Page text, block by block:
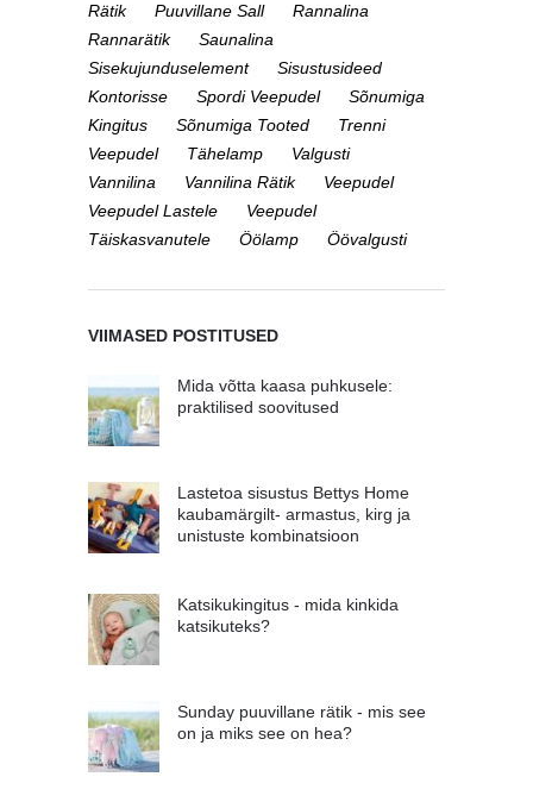
Rätik
Puuvillane Sall
Rannalina
Rannarätik
Saunalina
Sisekujunduselement
Sisustusideed
Kontorisse
Spordi Veepudel
Sõnumiga
Kingitus
Sõnumiga Tooted
Trenni
Veepudel
Tähelamp
Valgusti
Vannilina
Vannilina Rätik
Veepudel
Veepudel Lastele
Veepudel
Täiskasvanutele
Öölamp Öövalgusti
VIIMASED POSTITUSED
Mida võtta kaasa puhkusele:
praktilised soovitused
Lastetoa sisustus Bettys Home
kaubamärgilt- armastus, kirg ja
unistuste kombinatsioon
Katsikukingitus - mida kinkida
katsikuteks?
Sunday puuvillane rätik - mis see
on ja miks see on hea?